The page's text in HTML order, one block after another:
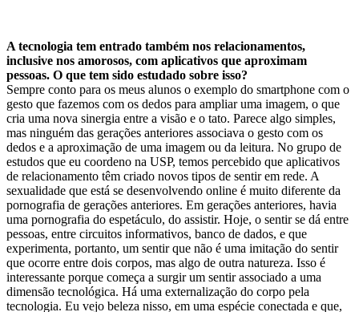
A tecnologia tem entrado também nos relacionamentos,
inclusive nos amorosos, com aplicativos que aproximam
pessoas. O que tem sido estudado sobre isso?
Sempre conto para os meus alunos o exemplo do smartphone com o
gesto que fazemos com os dedos para ampliar uma imagem, o que
cria uma nova sinergia entre a visão e o tato. Parece algo simples,
mas ninguém das gerações anteriores associava o gesto com os
dedos e a aproximação de uma imagem ou da leitura. No grupo de
estudos que eu coordeno na USP, temos percebido que aplicativos
de relacionamento têm criado novos tipos de sentir em rede. A
sexualidade que está se desenvolvendo online é muito diferente da
pornografia de gerações anteriores. Em gerações anteriores, havia
uma pornografia do espetáculo, do assistir. Hoje, o sentir se dá entre
pessoas, entre circuitos informativos, banco de dados, e que
experimenta, portanto, um sentir que não é uma imitação do sentir
que ocorre entre dois corpos, mas algo de outra natureza. Isso é
interessante porque começa a surgir um sentir associado a uma
dimensão tecnológica. Há uma externalização do corpo pela
tecnologia. Eu vejo beleza nisso, em uma espécie conectada e que,